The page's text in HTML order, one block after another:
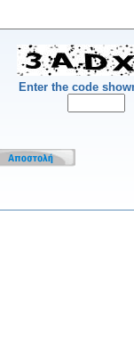
Enter the code